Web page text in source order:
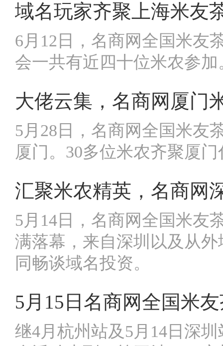
域名玩家齐聚上海米友
6月12日，名商网全国米
会一共有近四十位米农参加
大佬云集，名商网厦门
5月28日，名商网全国米
厦门。30多位米农齐聚厦
汇聚米农精英，名商网
5月14日，名商网全国米
满落幕，来自深圳以及从
同畅谈域名投资。
5月15日名商网全国米
继4月杭州站及5月14日深